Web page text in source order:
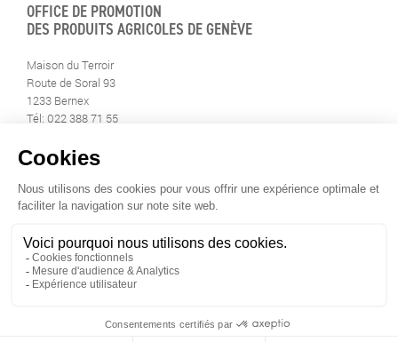
OFFICE DE PROMOTION
DES PRODUITS AGRICOLES DE GENÈVE
Maison du Terroir
Route de Soral 93
1233 Bernex
Tél: 022 388 71 55
info@geneveterroir.ge.ch
RESTEZ AU CONTACT DE
TOUTE L’ACTUALITÉ DU TERROIR
TÉLÉCHARGEZ L’APP GENÈVE-TERROIR